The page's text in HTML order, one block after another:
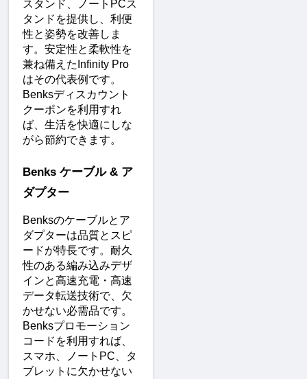
スタンド、ノートPCス
タンドを提供し、利便
性と姿勢を改善しま
す。安定性と柔軟性を
兼ね備えたInfinity Pro
はその代表例です。
Benksディスカウント
クーポンを利用すれ
ば、生活を快適にしな
がら節約できます。
Benks ケーブル & ア
ダプター
Benksのケーブルとア
ダプターは品質とスピ
ードが特長です。耐久
性のある編み込みデザ
インと高速充電・高速
データ転送技術で、欠
かせない必需品です。
Benksプロモーション
コードを利用すれば、
スマホ、ノートPC、タ
ブレットに欠かせない